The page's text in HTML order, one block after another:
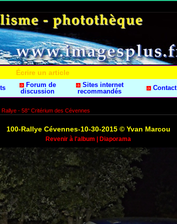
Écrire un article
Forum de
discussion
Sites internet
recommandés
Contact
Rallye - 58° Critérium des Cévennes
100-Rallye Cévennes-10-30-2015 © Yvan Marcou
Revenir à l'album Diaporama